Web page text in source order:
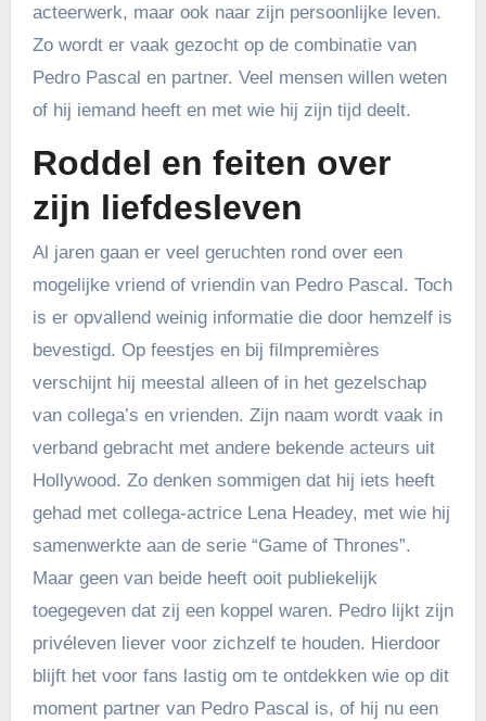
acteerwerk, maar ook naar zijn persoonlijke leven.
Zo wordt er vaak gezocht op de combinatie van
Pedro Pascal en partner. Veel mensen willen weten
of hij iemand heeft en met wie hij zijn tijd deelt.
Roddel en feiten over
zijn liefdesleven
Al jaren gaan er veel geruchten rond over een
mogelijke vriend of vriendin van Pedro Pascal. Toch
is er opvallend weinig informatie die door hemzelf is
bevestigd. Op feestjes en bij filmpremières
verschijnt hij meestal alleen of in het gezelschap
van collega’s en vrienden. Zijn naam wordt vaak in
verband gebracht met andere bekende acteurs uit
Hollywood. Zo denken sommigen dat hij iets heeft
gehad met collega-actrice Lena Headey, met wie hij
samenwerkte aan de serie “Game of Thrones”.
Maar geen van beide heeft ooit publiekelijk
toegegeven dat zij een koppel waren. Pedro lijkt zijn
privéleven liever voor zichzelf te houden. Hierdoor
blijft het voor fans lastig om te ontdekken wie op dit
moment partner van Pedro Pascal is, of hij nu een